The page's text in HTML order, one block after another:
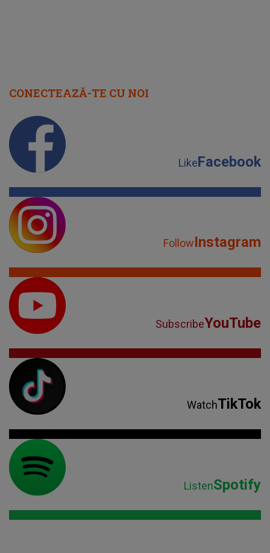
CONECTEAZĂ-TE CU NOI
LikeFacebook
FollowInstagram
SubscribeYouTube
WatchTikTok
ListenSpotify